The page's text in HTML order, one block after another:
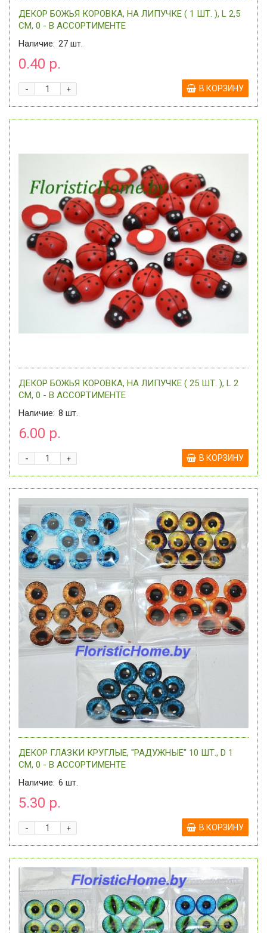
ДЕКОР БОЖЬЯ КОРОВКА, НА ЛИПУЧКЕ ( 1 ШТ. ), L 2,5
СМ, 0 - В АССОРТИМЕНТЕ
Наличие: 27 шт.
0.40 р.
+
- В КОРЗИНУ
ДЕКОР БОЖЬЯ КОРОВКА, НА ЛИПУЧКЕ ( 25 ШТ. ), L 2
СМ, 0 - В АССОРТИМЕНТЕ
Наличие: 8 шт.
6.00 р.
+
- В КОРЗИНУ
ДЕКОР ГЛАЗКИ КРУГЛЫЕ, "РАДУЖНЫЕ" 10 ШТ., D 1
СМ, 0 - В АССОРТИМЕНТЕ
Наличие: 6 шт.
5.30 р.
+
- В КОРЗИНУ